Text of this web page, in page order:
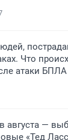
Что
атаки БПЛА
августа —
«Тед